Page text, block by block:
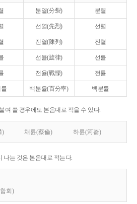
분열(分裂) 분렬
선열(先烈) 선렬
진열(陳列) 진렬
선율(旋律) 선률
전율(戰慄) 전률
백분율(百分率) 백분률
여 쓸 경우에도 본음대로 적을 수 있다.
) 채륜(蔡倫) 하륜(河崙)
나는 것은 본음대로 적는다.
회)